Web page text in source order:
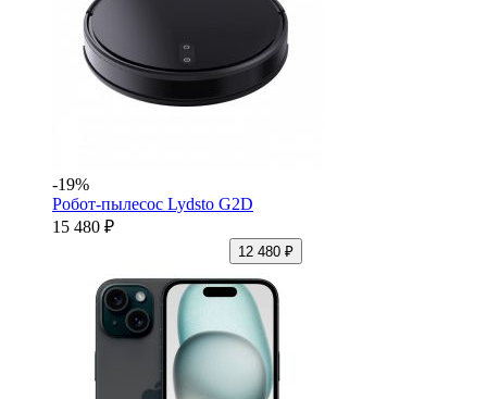
-19%
Робот-пылесос Lydsto G2D
15 480 ₽
12 480 ₽